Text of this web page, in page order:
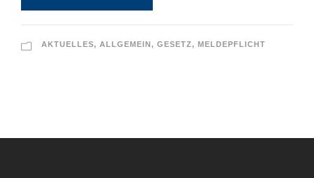
AKTUELLES, ALLGEMEIN , GESETZ, MELDEPFLICHT